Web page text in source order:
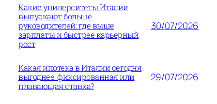
Какие университеты Италии
выпускают больше
руководителей: где выше
зарплаты и быстрее карьерный
рост
30/07/2026
Какая ипотека в Италии сегодня
выгоднее: фиксированная или
плавающая ставка?
29/07/2026